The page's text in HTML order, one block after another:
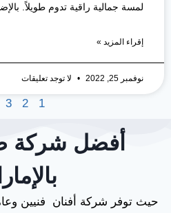
لمسة جمالية راقية تدوم طويلاً.
إقراء المزيد »
نوفمبر 25, 2022 لا توجد تعليقات
1
2
3
أفضل شركة
حيث توفر شركة أفنان فنيين